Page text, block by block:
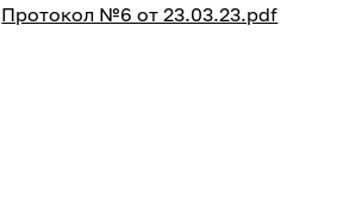
Протокол №6 от 23.03.23.pdf